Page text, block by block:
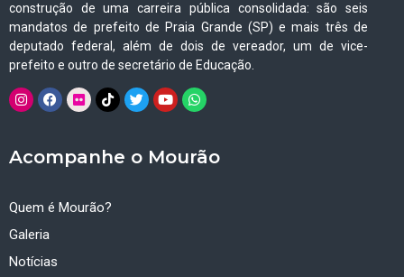
construção de uma carreira pública consolidada: são seis
mandatos de prefeito de Praia Grande (SP) e mais três de
deputado federal, além de dois de vereador, um de vice-
prefeito e outro de secretário de Educação.
Acompanhe o Mourão
Quem é Mourão?
Galeria
Notícias